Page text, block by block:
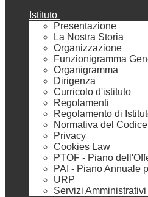
Istituto
Presentazione
La Nostra Storia
Organizzazione
Funzionigramma
Organigramma
Dirigenza
Curricolo d'istituto
Regolamenti
Regolamento di
Normativa del
Privacy
Cookies Law
PTOF - Piano
PAI - Piano Annuale
URP
Servizi Amministrativi